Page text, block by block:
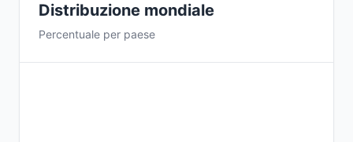
Distribuzione mondiale
Percentuale per paese